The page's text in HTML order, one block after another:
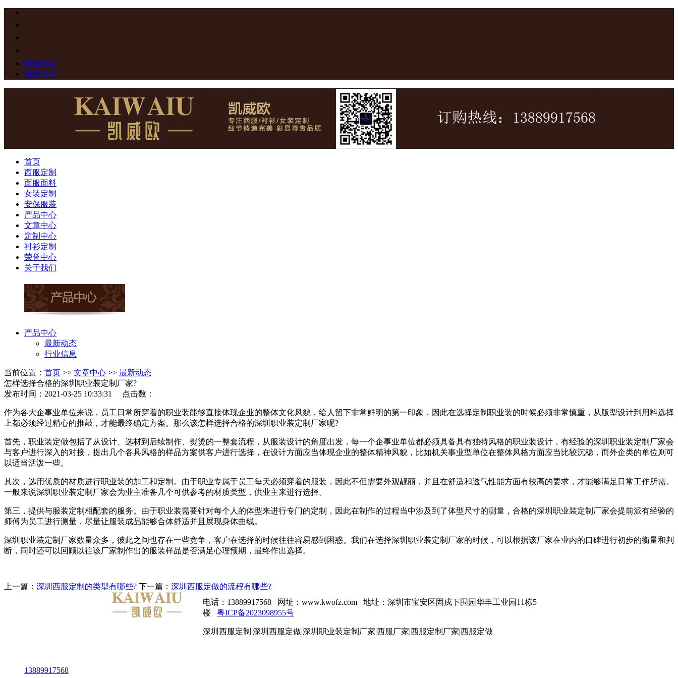
收藏本站
诚聘英才
首页
西服定制
面服面料
女装定制
安保服装
产品中心
文章中心
定制中心
衬衫定制
荣誉中心
关于我们
产品中心
最新动态
行业信息
当前位置： 首页 >> 文章中心 >> 最新动态
怎样选择合格的深圳职业装定制厂家?
发布时间：2021-03-25 10:33:31 点击数：
作为各大企事业单位来说，员工日常所穿着的职业装能够直接体现企业的整体文化风貌，给人留下非常鲜明的第一印象，因此在选择定制职业装的时候必须非常慎重，从版型设计到用料选择
上都必须经过精心的推敲，才能最终确定方案。那么该怎样选择合格的深圳职业装定制厂家呢?
首先，职业装定做包括了从设计、选材到后续制作、熨烫的一整套流程，从服装设计的角度出发，每一个企事业单位都必须具备具有独特风格的职业装设计，有经验的深圳职业装定制厂家会
与客户进行深入的对接，提出几个各具风格的样品方案供客户进行选择，在设计方面应当体现企业的整体精神风貌，比如机关事业型单位在整体风格方面应当比较沉稳，而外企类的单位则可
以适当活泼一些。
其次，选用优质的材质进行职业装的加工和定制。由于职业专属于员工每天必须穿着的服装，因此不但需要外观靓丽，并且在舒适和透气性能方面有较高的要求，才能够满足日常工作所需。
一般来说深圳职业装定制厂家会为业主准备几个可供参考的材质类型，供业主来进行选择。
第三，提供与服装定制相配套的服务。由于职业装需要针对每个人的体型来进行专门的定制，因此在制作的过程当中涉及到了体型尺寸的测量，合格的深圳职业装定制厂家会提前派有经验的
师傅为员工进行测量，尽量让服装成品能够合体舒适并且展现身体曲线。
深圳职业装定制厂家数量众多，彼此之间也存在一些竞争，客户在选择的时候往往容易感到困惑。我们在选择深圳职业装定制厂家的时候，可以根据该厂家在业内的口碑进行初步的衡量和判
断，同时还可以回顾以往该厂家制作出的服装样品是否满足心理预期，最终作出选择。
上一篇： 深圳西服定制的类型有哪些? 下一篇： 深圳西服定做的流程有哪些?
电话：13889917568 网址：www.kwofz.com 地址：深圳市宝安区固戍下围园华丰工业园11栋5
楼 粤ICP备2023098955号
深圳西服定制|深圳西服定做|深圳职业装定制厂家|西服厂家|西服定制厂家|西服定做
13889917568